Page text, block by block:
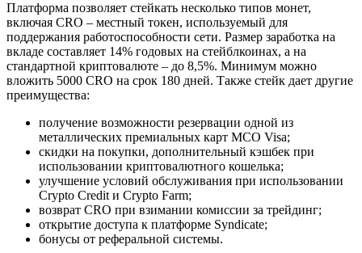
Платформа позволяет стейкать несколько типов монет,
включая CRO – местный токен, используемый для
поддержания работоспособности сети. Размер заработка на
вкладе составляет 14% годовых на стейблкоинах, а на
стандартной криптовалюте – до 8,5%. Минимум можно
вложить 5000 CRO на срок 180 дней. Также стейк дает другие
преимущества:
получение возможности резервации одной из
металлических премиальных карт MCO Visa;
скидки на покупки, дополнительный кэшбек при
использовании криптовалютного кошелька;
улучшение условий обслуживания при использовании
Crypto Credit и Crypto Farm;
возврат CRO при взимании комиссии за трейдинг;
открытие доступа к платформе Syndicate;
бонусы от реферальной системы.